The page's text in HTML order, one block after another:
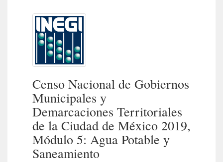
Censo Nacional de Gobiernos
Municipales y
Demarcaciones Territoriales
de la Ciudad de México 2019,
Módulo 5: Agua Potable y
Saneamiento